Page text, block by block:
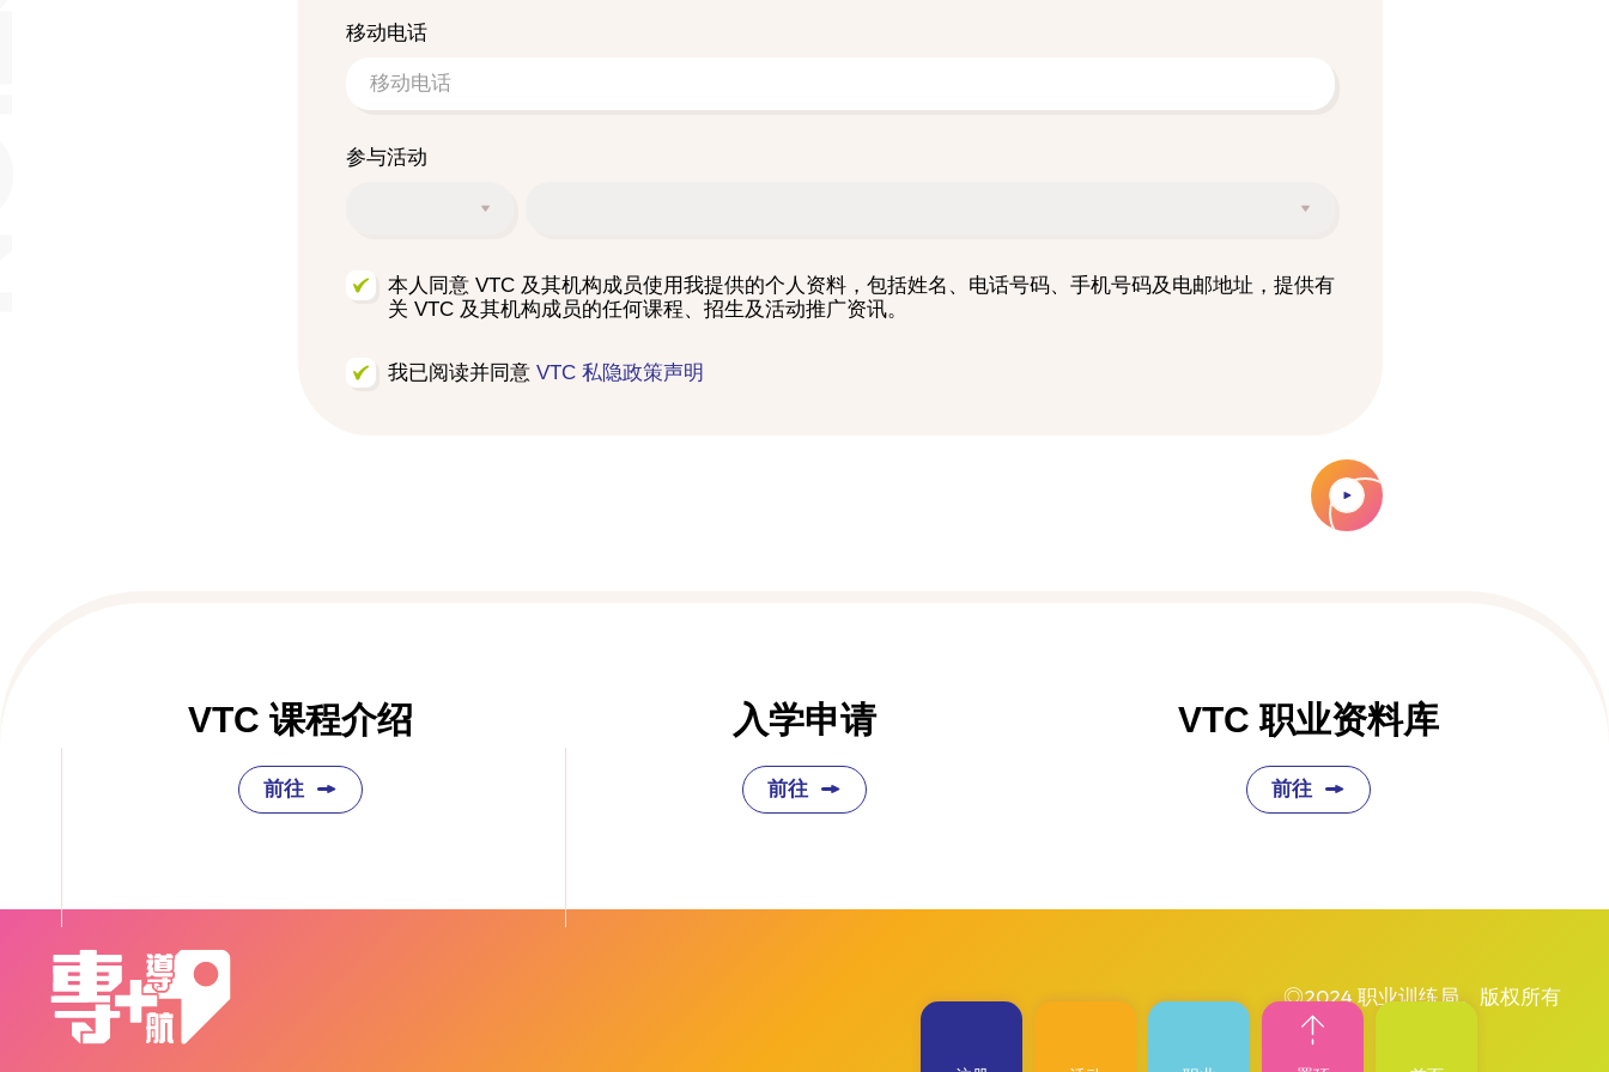
移动电话
参与活动
本人同意 VTC 及其机构成员使用我提供的个人资料，包括姓名、电话号码、手机号码及电邮地址，提供有
关 VTC 及其机构成员的任何课程、招生及活动推广资讯。
我已阅读并同意 VTC 私隐政策声明
VTC 课程介绍
前往
入学申请
前往
VTC 职业资料库
前往
◎2024 职业训练局。版权所有